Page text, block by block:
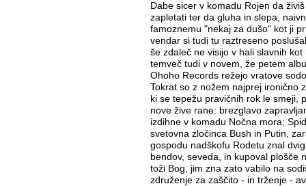
Dabe sicer v komadu Rojen da
zapletati ter da gluha in slepa,
famoznemu "nekaj za dušo" kot ji
vendar si tudi tu raztreseno
še zdaleč ne visijo v hali slavnih
temveč tudi v novem, že petem
Ohoho Records režejo vratove
Tokrat so z nožem najprej ironično
ki se tepežu pravičnih rok le smeji,
nove žive rane: brezglavo
izdihne v komadu Nočna mora;
svetovna zločinca Bush in Putin,
gospodu nadškofu Rodetu znal
bendov, seveda, in kupoval plošče
toži Bog, jim zna zato vabilo na
združenje za zaščito - in trženje -